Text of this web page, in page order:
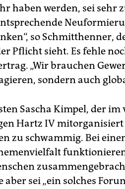
haben werden, sei sehr
so Schmitthenner,
Pflicht sieht. Es fehle
„Wir brauchen
sondern auch
Sascha Kimpel, der im
Hartz IV mitorganisiert
zu schwammig. Bei
sei „ein solches